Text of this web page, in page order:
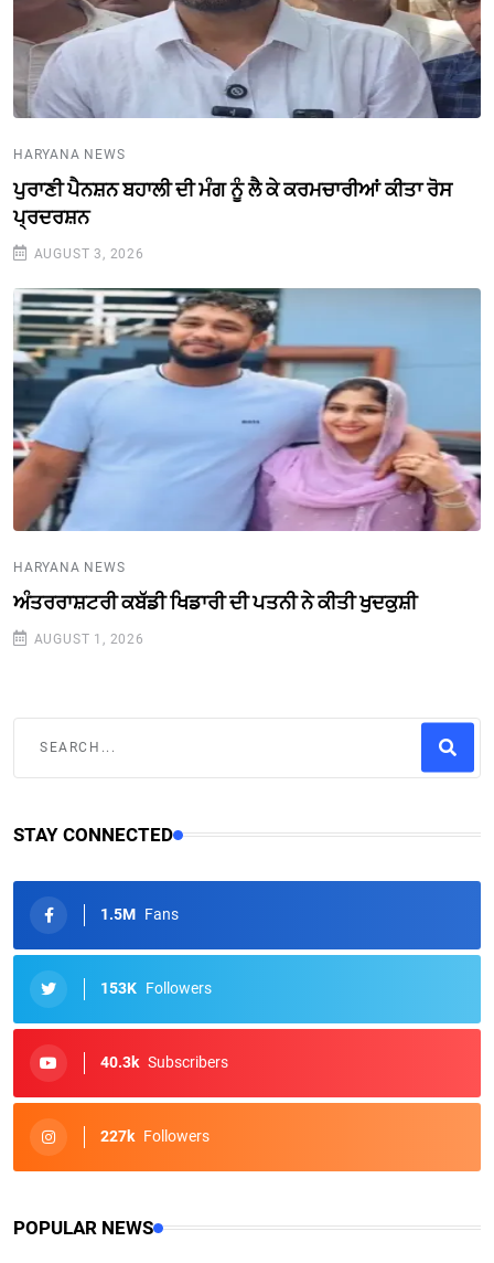
HARYANA NEWS
ਪੁਰਾਣੀ ਪੈਨਸ਼ਨ ਬਹਾਲੀ ਦੀ ਮੰਗ ਨੂੰ ਲੈ ਕੇ ਕਰਮਚਾਰੀਆਂ ਕੀਤਾ ਰੋਸ
ਪ੍ਰਦਰਸ਼ਨ
AUGUST 3, 2026
HARYANA NEWS
ਅੰਤਰਰਾਸ਼ਟਰੀ ਕਬੱਡੀ ਖਿਡਾਰੀ ਦੀ ਪਤਨੀ ਨੇ ਕੀਤੀ ਖੁਦਕੁਸ਼ੀ
AUGUST 1, 2026
STAY CONNECTED
1.5M Fans
153K Followers
40.3k Subscribers
227k Followers
POPULAR NEWS